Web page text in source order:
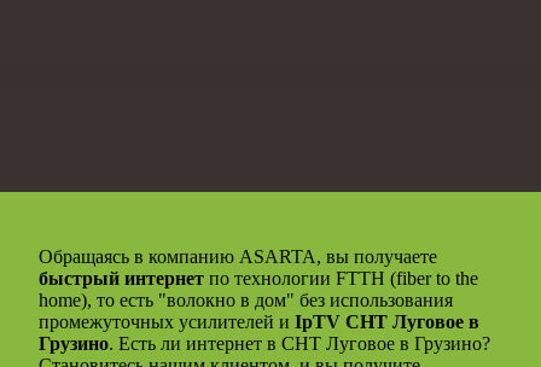
Обращаясь в компанию ASARTA, вы получаете
быстрый интернет по технологии FTTH (fiber to the
home), то есть "волокно в дом" без использования
промежуточных усилителей и IpTV СНТ Луговое в
Грузино. Есть ли интернет в СНТ Луговое в Грузино?